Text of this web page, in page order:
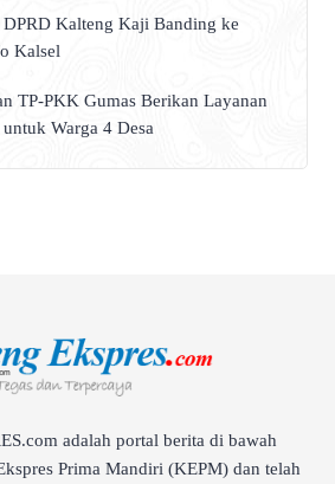
Kalteng Kaji Banding ke
Kalsel
TP-PKK Gumas Berikan Layanan
Warga 4 Desa
adalah portal berita di bawah
Prima Mandiri (KEPM) dan telah